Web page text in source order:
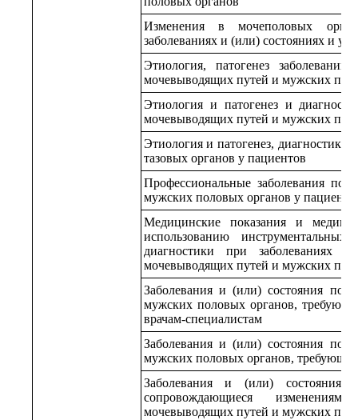
Изменения в мочеполовых
заболеваниях и (или) состояниях и у
Этиология, патогенез
мочевыводящих путей и мужских
Этиология и патогенез и
мочевыводящих путей и мужских
Этиология и патогенез, диагностика
тазовых органов у пациентов
Профессиональные заболевания
мужских половых органов у
Медицинские показания и
использованию
диагностики при заболеваниях
мочевыводящих путей и мужских
Заболевания и (или) состояния
мужских половых органов,
врачам-специалистам
Заболевания и (или) состояния
мужских половых органов,
Заболевания и (или)
сопровождающиеся
мочевыводящих путей и мужских